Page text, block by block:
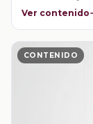
Ver contenido
CONTENIDO